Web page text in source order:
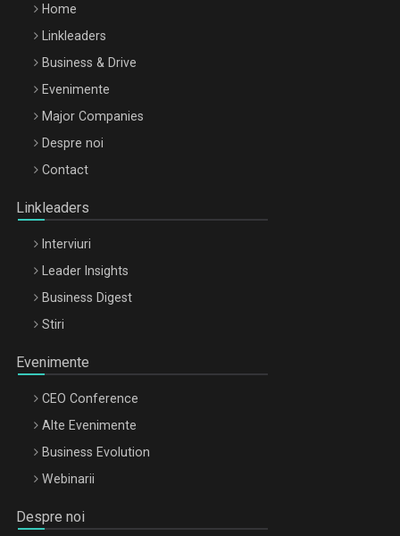
Be Inspired. Make it Happen!, ARTEMIS LETO, ORADEA, 8
Octombrie
Home
Linkleaders
Business & Drive
Evenimente
Major Companies
Despre noi
Contact
Linkleaders
Interviuri
Leader Insights
Business Digest
Stiri
Evenimente
CEO Conference
Alte Evenimente
Business Evolution
Webinarii
Despre noi